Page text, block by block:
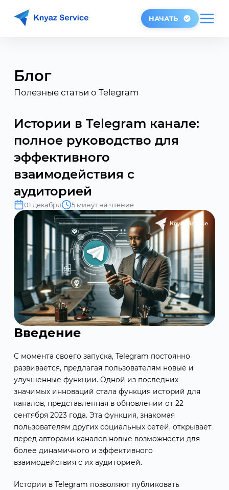
НАЧАТЬ
Блог
Полезные статьи о Telegram
Истории в Telegram канале:
полное руководство для
эффективного
взаимодействия с
аудиторией
01 декабря 5 минут на чтение
Введение
С момента своего запуска, Telegram постоянно
развивается, предлагая пользователям новые и
улучшенные функции. Одной из последних
значимых инноваций стала функция историй для
каналов, представленная в обновлении от 22
сентября 2023 года. Эта функция, знакомая
пользователям других социальных сетей, открывает
перед авторами каналов новые возможности для
более динамичного и эффективного
взаимодействия с их аудиторией.
Истории в Telegram позволяют публиковать